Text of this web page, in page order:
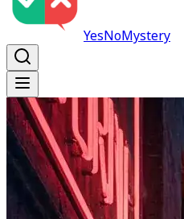
YesNoMystery